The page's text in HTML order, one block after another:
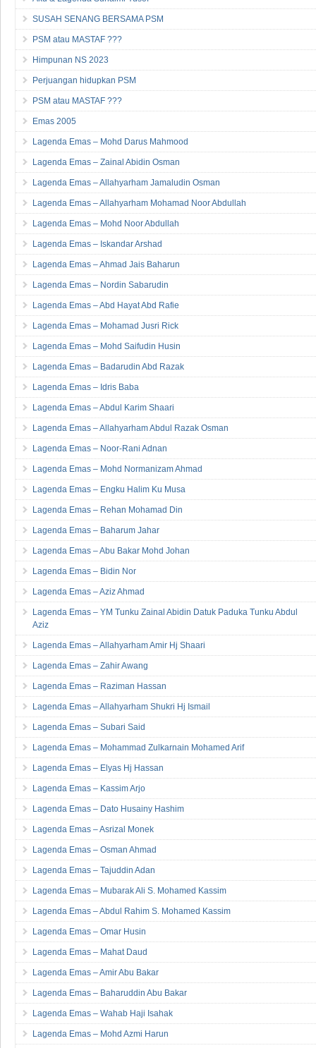
SUSAH SENANG BERSAMA PSM
PSM atau MASTAF ???
Himpunan NS 2023
Perjuangan hidupkan PSM
PSM atau MASTAF ???
Emas 2005
Lagenda Emas – Mohd Darus Mahmood
Lagenda Emas – Zainal Abidin Osman
Lagenda Emas – Allahyarham Jamaludin Osman
Lagenda Emas – Allahyarham Mohamad Noor Abdullah
Lagenda Emas – Mohd Noor Abdullah
Lagenda Emas – Iskandar Arshad
Lagenda Emas – Ahmad Jais Baharun
Lagenda Emas – Nordin Sabarudin
Lagenda Emas – Abd Hayat Abd Rafie
Lagenda Emas – Mohamad Jusri Rick
Lagenda Emas – Mohd Saifudin Husin
Lagenda Emas – Badarudin Abd Razak
Lagenda Emas – Idris Baba
Lagenda Emas – Abdul Karim Shaari
Lagenda Emas – Allahyarham Abdul Razak Osman
Lagenda Emas – Noor-Rani Adnan
Lagenda Emas – Mohd Normanizam Ahmad
Lagenda Emas – Engku Halim Ku Musa
Lagenda Emas – Rehan Mohamad Din
Lagenda Emas – Baharum Jahar
Lagenda Emas – Abu Bakar Mohd Johan
Lagenda Emas – Bidin Nor
Lagenda Emas – Aziz Ahmad
Lagenda Emas – YM Tunku Zainal Abidin Datuk Paduka Tunku Abdul
Aziz
Lagenda Emas – Allahyarham Amir Hj Shaari
Lagenda Emas – Zahir Awang
Lagenda Emas – Raziman Hassan
Lagenda Emas – Allahyarham Shukri Hj Ismail
Lagenda Emas – Subari Said
Lagenda Emas – Mohammad Zulkarnain Mohamed Arif
Lagenda Emas – Elyas Hj Hassan
Lagenda Emas – Kassim Arjo
Lagenda Emas – Dato Husainy Hashim
Lagenda Emas – Asrizal Monek
Lagenda Emas – Osman Ahmad
Lagenda Emas – Tajuddin Adan
Lagenda Emas – Mubarak Ali S. Mohamed Kassim
Lagenda Emas – Abdul Rahim S. Mohamed Kassim
Lagenda Emas – Omar Husin
Lagenda Emas – Mahat Daud
Lagenda Emas – Amir Abu Bakar
Lagenda Emas – Baharuddin Abu Bakar
Lagenda Emas – Wahab Haji Isahak
Lagenda Emas – Mohd Azmi Harun